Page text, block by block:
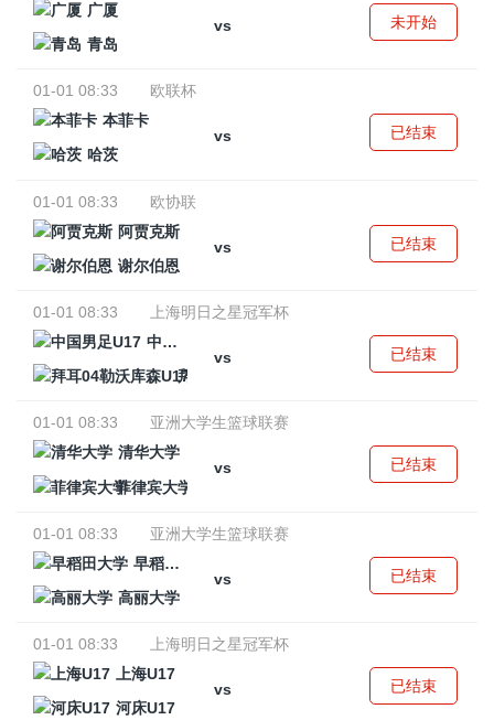
广厦
vs
青岛
未开始
01-01 08:33
欧联杯
本菲卡
vs
哈茨
已结束
01-01 08:33
欧协联
阿贾克斯
vs
谢尔伯恩
已结束
01-01 08:33
上海明日之星冠军杯
中国男足U17
vs
拜耳04勒沃库森U17
已结束
01-01 08:33
亚洲大学生篮球联赛
清华大学
vs
菲律宾大学
已结束
01-01 08:33
亚洲大学生篮球联赛
早稻田大学
vs
高丽大学
已结束
01-01 08:33
上海明日之星冠军杯
上海U17
vs
河床U17
已结束